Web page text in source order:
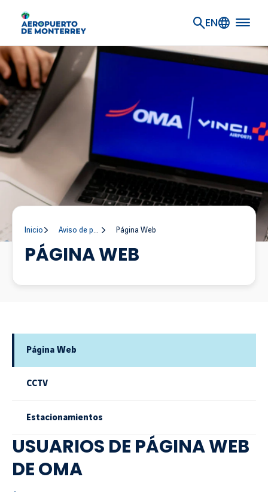
EN
Inicio Aviso de privacidad Página Web
PÁGINA WEB
Página Web
CCTV
Estacionamientos
USUARIOS DE PÁGINA WEB
DE OMA